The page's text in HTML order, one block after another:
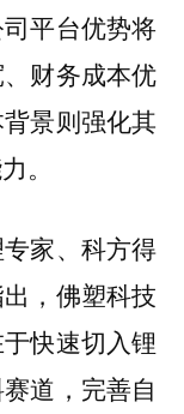
平台优势将
财务成本优
景则强化其
。
家、科方得
，佛塑科技
快速切入锂
道，完善自